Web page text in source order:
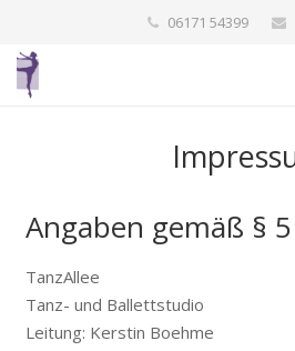
06171 54399
Über uns
Galerie
Philosophie & Pädagogik
Angaben gemäß §
TanzAllee
Tanz- und Ballettstudio
Leitung: Kerstin Boehme